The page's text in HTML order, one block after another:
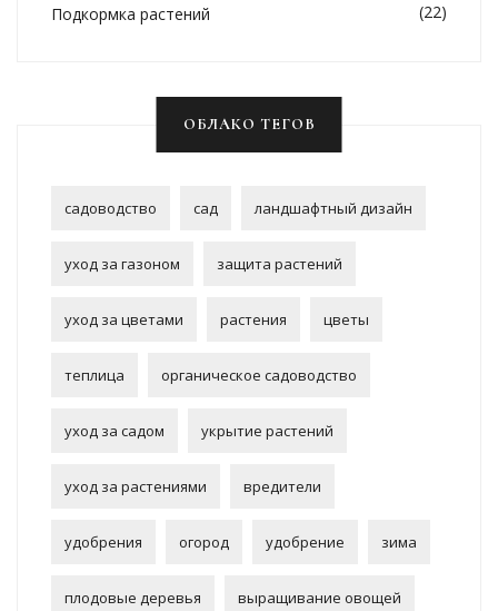
Подкормка растений (22)
ОБЛАКО ТЕГОВ
садоводство сад ландшафтный дизайн
уход за газоном защита растений
уход за цветами растения цветы
теплица органическое садоводство
уход за садом укрытие растений
уход за растениями вредители
удобрения огород удобрение зима
плодовые деревья выращивание овощей